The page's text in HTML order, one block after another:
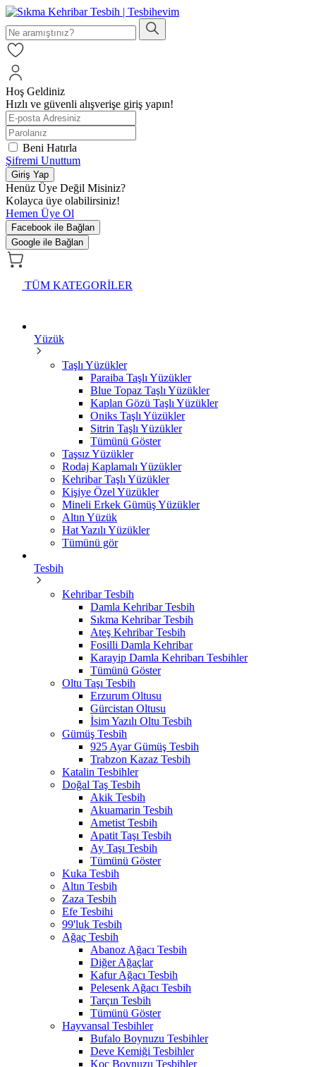
Hoş Geldiniz
Hızlı ve güvenli alışverişe giriş yapın!
Beni Hatırla
Şifremi Unuttum
Giriş Yap
Henüz Üye Değil Misiniz?
Kolayca üye olabilirsiniz!
Hemen Üye Ol
Facebook ile Bağlan
Google ile Bağlan
TÜM KATEGORİLER
Yüzük
Taşlı Yüzükler
Paraiba Taşlı Yüzükler
Blue Topaz Taşlı Yüzükler
Kaplan Gözü Taşlı Yüzükler
Oniks Taşlı Yüzükler
Sitrin Taşlı Yüzükler
Tümünü Göster
Taşsız Yüzükler
Rodaj Kaplamalı Yüzükler
Kehribar Taşlı Yüzükler
Kişiye Özel Yüzükler
Mineli Erkek Gümüş Yüzükler
Altın Yüzük
Hat Yazılı Yüzükler
Tümünü gör
Tesbih
Kehribar Tesbih
Damla Kehribar Tesbih
Sıkma Kehribar Tesbih
Ateş Kehribar Tesbih
Fosilli Damla Kehribar
Karayip Damla Kehribarı Tesbihler
Tümünü Göster
Oltu Taşı Tesbih
Erzurum Oltusu
Gürcistan Oltusu
İsim Yazılı Oltu Tesbih
Gümüş Tesbih
925 Ayar Gümüş Tesbih
Trabzon Kazaz Tesbih
Katalin Tesbihler
Doğal Taş Tesbih
Akik Tesbih
Akuamarin Tesbih
Ametist Tesbih
Apatit Taşı Tesbih
Ay Taşı Tesbih
Tümünü Göster
Kuka Tesbih
Altın Tesbih
Zaza Tesbih
Efe Tesbihi
99'luk Tesbih
Ağaç Tesbih
Abanoz Ağacı Tesbih
Diğer Ağaçlar
Kafur Ağacı Tesbih
Pelesenk Ağacı Tesbih
Tarçın Tesbih
Tümünü Göster
Hayvansal Tesbihler
Bufalo Boynuzu Tesbihler
Deve Kemiği Tesbihler
Koç Boynuzu Tesbihler